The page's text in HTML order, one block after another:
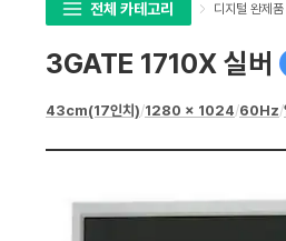
전체 카테고리 디지털 완제품
3GATE 1710X 실버
상
43cm(17인치)/1280 x 1024/60Hz/